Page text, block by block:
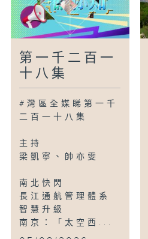
第一千二百一
十八集
#灣區全媒睇第一千
二百一十八集
主持
梁凱寧、帥亦雯
南北快閃
長江通航管理體系
智慧升級
南京：「太空西...